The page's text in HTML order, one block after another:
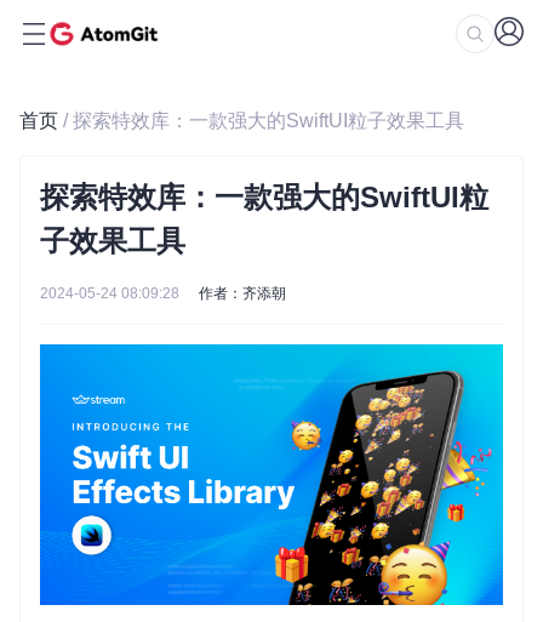
首页 / 探索特效库：一款强大的SwiftUI粒子效果工具
探索特效库：一款强大的SwiftUI粒
子效果工具
2024-05-24 08:09:28 作者：齐添朝